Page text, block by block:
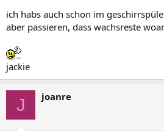
ich habs auch schon im
aber passieren, dass wachsreste
jackie
J joanre